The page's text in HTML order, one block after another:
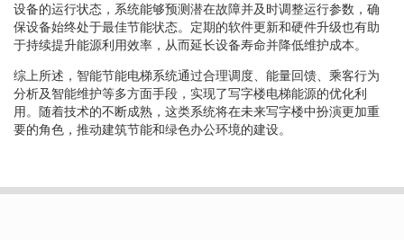
设备的运行状态，系统能够预测潜在故障并及时调整运行参数，确
保设备始终处于最佳节能状态。定期的软件更新和硬件升级也有助
于持续提升能源利用效率，从而延长设备寿命并降低维护成本。
综上所述，智能节能电梯系统通过合理调度、能量回馈、乘客行为
分析及智能维护等多方面手段，实现了写字楼电梯能源的优化利
用。随着技术的不断成熟，这类系统将在未来写字楼中扮演更加重
要的角色，推动建筑节能和绿色办公环境的建设。